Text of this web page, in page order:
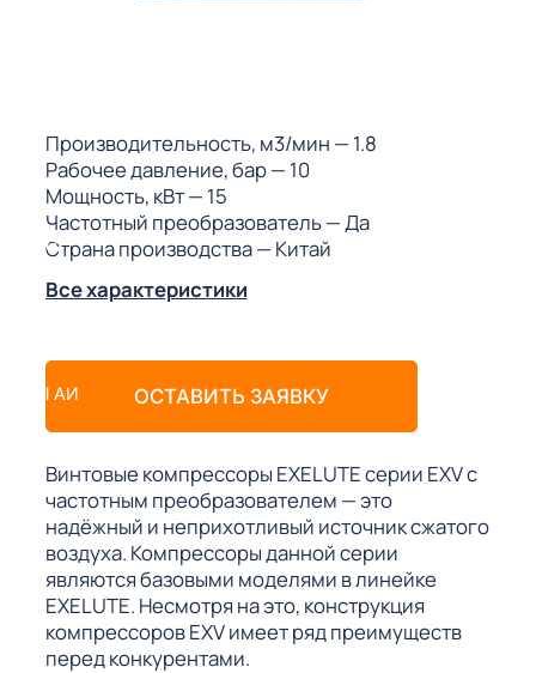
Производительность, м3/мин — 1.8
Рабочее давление, бар— 10
Мощность, кВт— 15
Частотный преобразователь— Да
Страна производства— Китай
Все характеристики
ОСТАВИТЬ ЗАЯВКУ
Винтовые компрессоры EXELUTE серии EXV с
частотным преобразователем — это
надёжный и неприхотливый источник сжатого
воздуха. Компрессоры данной серии
являются базовыми моделями в линейке
EXELUTE. Несмотря на это, конструкция
компрессоров EXV имеет ряд преимуществ
перед конкурентами.
(МКС)
АИ